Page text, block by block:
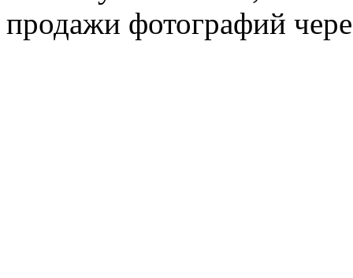
продажи фотографий